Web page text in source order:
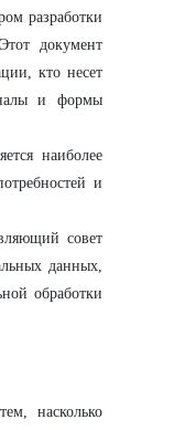
разработки
документ
кто несет
и формы
наиболее
и
совет
данных,
обработки
насколько